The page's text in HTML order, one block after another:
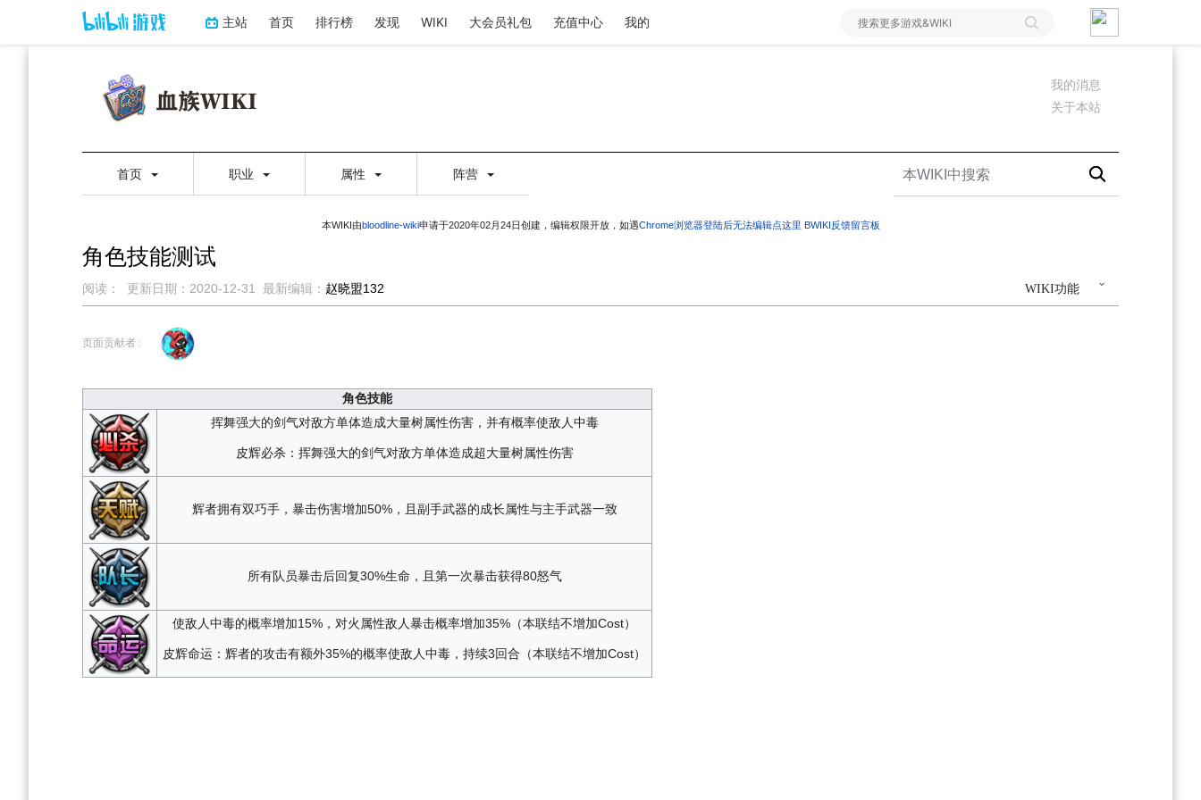
主站 首页 排行榜 发现 WIKI 大会员礼包 充值中心 我的
我的消息
关于本站
首页 职业 属性 阵营
本WIKI由bloodline-wiki申请于2020年02月24日创建，编辑权限开放，如遇Chrome浏览器登陆后无法编辑点这里 BWIKI反馈留言板
角色技能测试
WIKI功能
阅读： 更新日期： 2020-12-31 最新编辑： 赵晓盟132
到
到
页面贡献者 :
角色技能
挥舞强大的剑气对敌方单体造成大量树属性伤害，并有概率使敌人中毒
皮辉必杀：挥舞强大的剑气对敌方单体造成超大量树属性伤害
辉者拥有双巧手，暴击伤害增加50%，且副手武器的成长属性与主手武器一致
所有队员暴击后回复30%生命，且第一次暴击获得80怒气
使敌人中毒的概率增加15%，对火属性敌人暴击概率增加35%（本联结不增加Cost）
皮辉命运：辉者的攻击有额外35%的概率使敌人中毒，持续3回合（本联结不增加Cost）